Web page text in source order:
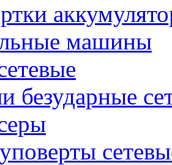
машины
безударные